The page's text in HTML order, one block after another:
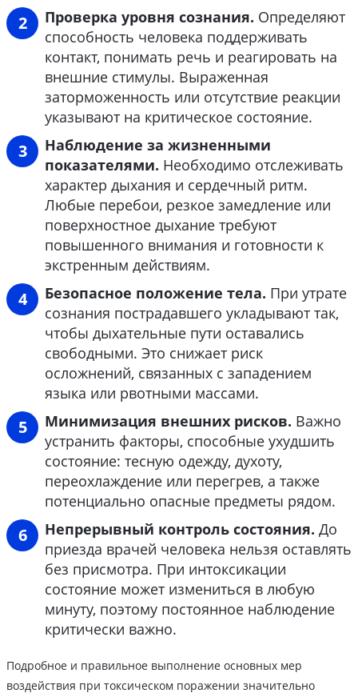
Проверка уровня сознания. Определяют
способность человека поддерживать
контакт, понимать речь и реагировать на
внешние стимулы. Выраженная
заторможенность или отсутствие реакции
указывают на критическое состояние.
Наблюдение за жизненными
показателями. Необходимо отслеживать
характер дыхания и сердечный ритм.
Любые перебои, резкое замедление или
поверхностное дыхание требуют
повышенного внимания и готовности к
экстренным действиям.
Безопасное положение тела. При утрате
сознания пострадавшего укладывают так,
чтобы дыхательные пути оставались
свободными. Это снижает риск
осложнений, связанных с западением
языка или рвотными массами.
Минимизация внешних рисков. Важно
устранить факторы, способные ухудшить
состояние: тесную одежду, духоту,
переохлаждение или перегрев, а также
потенциально опасные предметы рядом.
Непрерывный контроль состояния. До
приезда врачей человека нельзя оставлять
без присмотра. При интоксикации
состояние может измениться в любую
минуту, поэтому постоянное наблюдение
критически важно.
Подробное и правильное выполнение основных мер
воздействия при токсическом поражении значительно